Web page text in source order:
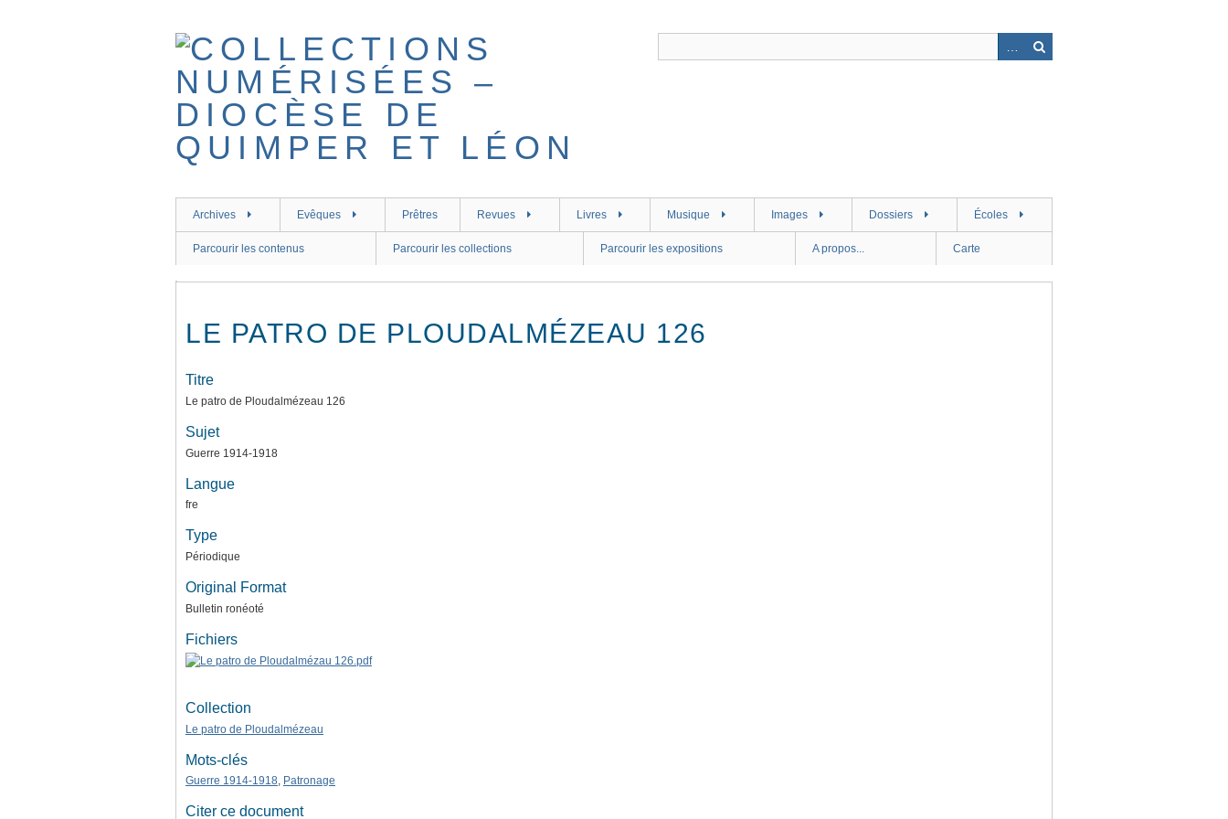
Archives Evêques Prêtres Revues Livres Musique Images Dossiers Écoles
Parcourir les contenus Parcourir les collections Parcourir les expositions A propos... Carte
LE PATRO DE PLOUDALMÉZEAU 126
Titre
Le patro de Ploudalmézeau 126
Sujet
Guerre 1914-1918
Langue
fre
Type
Périodique
Original Format
Bulletin ronéoté
Fichiers
Collection
Le patro de Ploudalmézeau
Mots-clés
Guerre 1914-1918, Patronage
Citer ce document